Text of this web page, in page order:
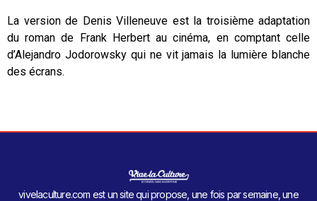
La version de Denis Villeneuve est la troisième adaptation
du roman de Frank Herbert au cinéma, en comptant celle
d’Alejandro Jodorowsky qui ne vit jamais la lumière blanche
des écrans.
vivelaculture.com est un site qui propose, une fois par semaine, une